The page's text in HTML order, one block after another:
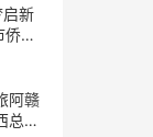
启新
界
阿赣
总商